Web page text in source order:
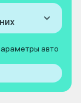
авто